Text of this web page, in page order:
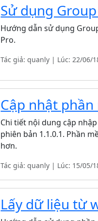
Sử dụng
Hướng dẫn sử dụng
Pro.
Tác giả: quanly | Lúc: 22/06/
Cập nhật phần
Chi tiết nội dung cập
phiên bản 1.1.0.1. Phần
hơn.
Tác giả: quanly | Lúc: 15/05/
Lấy dữ liệu từ